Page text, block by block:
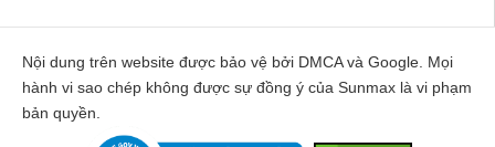
Nội dung trên website được bảo vệ bởi DMCA và Google. Mọi
hành vi sao chép không được sự đồng ý của Sunmax là vi phạm
bản quyền.